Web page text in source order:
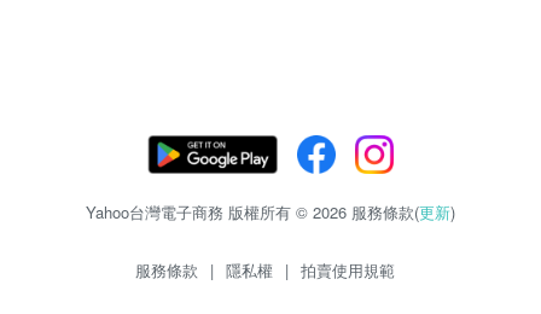
Yahoo台灣電子商務 版權所有 © 2026 服務條款(更新)
服務條款 | 隱私權 | 拍賣使用規範